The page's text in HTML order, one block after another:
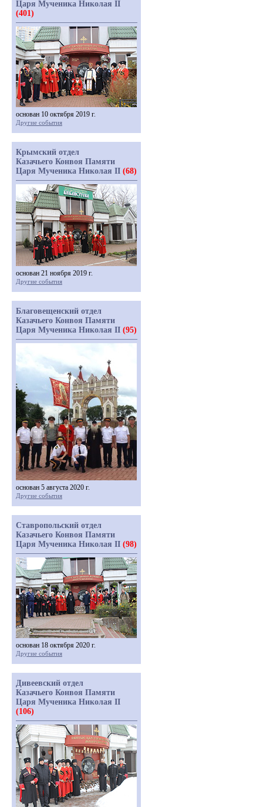
Царя Мученика Николая II
(401)
основан 10 октября 2019 г.
Другие события
Крымский отдел
Казачьего Конвоя Памяти
Царя Мученика Николая II (68)
основан 21 ноября 2019 г.
Другие события
Благовещенский отдел
Казачьего Конвоя Памяти
Царя Мученика Николая II (95)
основан 5 августа 2020 г.
Другие события
Ставропольский отдел
Казачьего Конвоя Памяти
Царя Мученика Николая II (98)
основан 18 октября 2020 г.
Другие события
Дивеевский отдел
Казачьего Конвоя Памяти
Царя Мученика Николая II
(106)